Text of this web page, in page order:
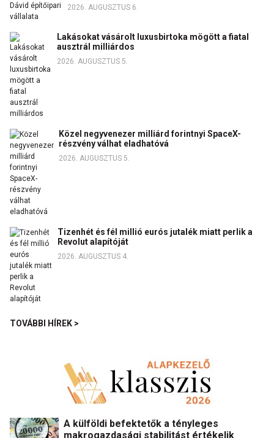
2026. AUGUSZTUS 6.
Lakásokat vásárolt luxusbirtoka mögött a fiatal
ausztrál milliárdos
2026. AUGUSZTUS 5.
Közel negyvenezer milliárd forintnyi SpaceX-
részvény válhat eladhatóvá
2026. AUGUSZTUS 5.
Tizenhét és fél millió eurós jutalék miatt perlik a
Revolut alapítóját
2026. AUGUSZTUS 4.
TOVÁBBI HÍREK >
A külföldi befektetők a tényleges
makrogazdasági stabilitást értékelik